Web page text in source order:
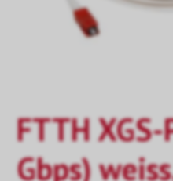
FTTH
Gbps)